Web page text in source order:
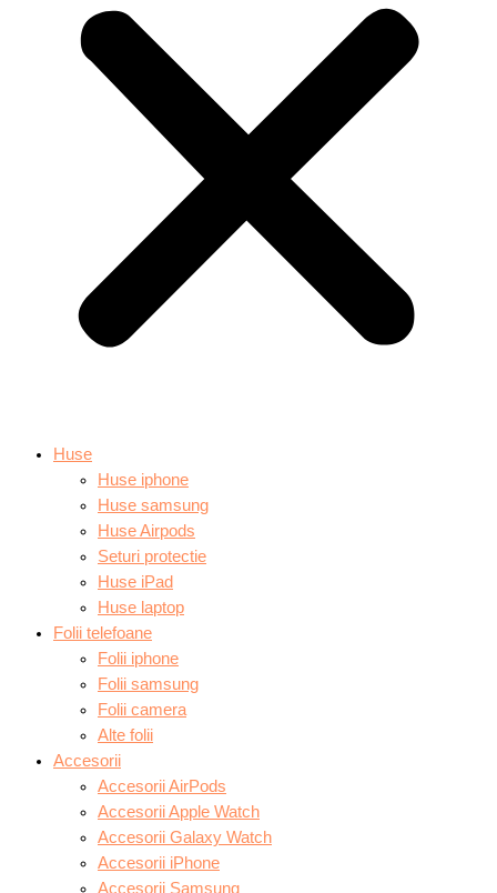
Huse
Huse iphone
Huse samsung
Huse Airpods
Seturi protectie
Huse iPad
Huse laptop
Folii telefoane
Folii iphone
Folii samsung
Folii camera
Alte folii
Accesorii
Accesorii AirPods
Accesorii Apple Watch
Accesorii Galaxy Watch
Accesorii iPhone
Accesorii Samsung